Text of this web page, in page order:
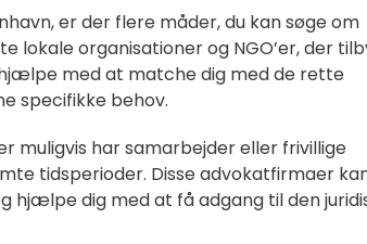
er der flere måder, du kan søge om
organisationer og NGO’er, der
med at matche dig med de rette
specifikke behov.
muligvis har samarbejder eller frivillige
tidsperioder. Disse advokatfirmaer
hjælpe dig med at få adgang til den